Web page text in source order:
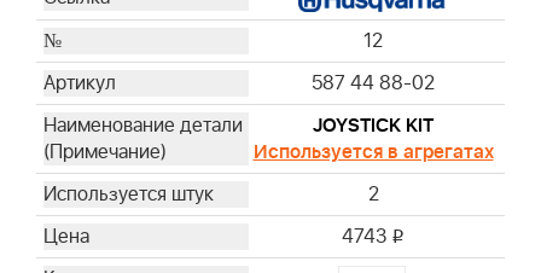
12
587 44 88-02
JOYSTICK KIT
Используется в агрегатах
2
4743 i